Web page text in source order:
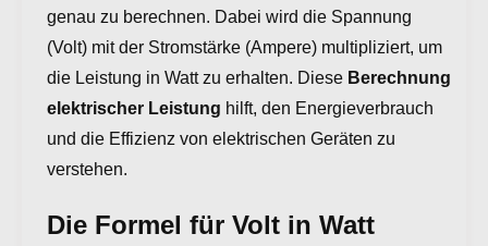
genau zu berechnen. Dabei wird die Spannung
(Volt) mit der Stromstärke (Ampere) multipliziert, um
die Leistung in Watt zu erhalten. Diese Berechnung
elektrischer Leistung hilft, den Energieverbrauch
und die Effizienz von elektrischen Geräten zu
verstehen.
Die Formel für Volt in Watt